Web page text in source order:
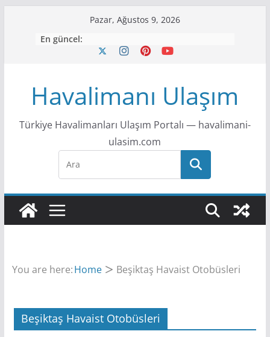
n
Pazar, Ağustos 9, 2026
En güncel:
Havalimanı Ulaşım
Türkiye Havalimanları Ulaşım Portalı — havalimani-
ulasim.com
You are here:Home Beşiktaş Havaist Otobüsleri
Beşiktaş Havaist Otobüsleri